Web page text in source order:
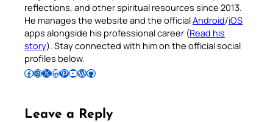
reflections, and other spiritual resources since 2013.
He manages the website and the officialAndroid/iOS
apps alongside his professional career (Read his
story). Stay connected with him on the official social
profiles below.
Follow Pradeep on Facebook Follow Pradeep on InstagramFollow Pradeep on X Follow Pradeep on LinkedIn Follow Pradeep on Pinterest Subscribe to Pradeep’s Youtube Channel Follow Pradeep on WordPress Follow Pradeep on GitHub
Leave a Reply